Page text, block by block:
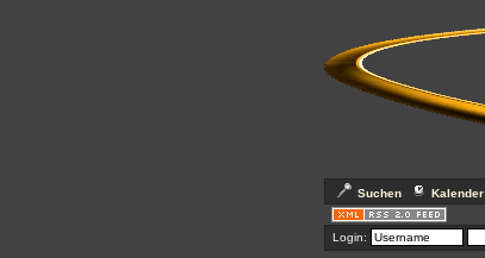
Suchen Kalender
Login: